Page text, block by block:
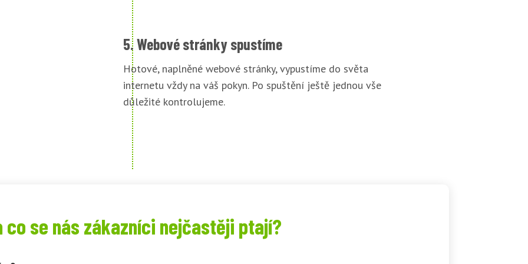
5. Webové stránky spustíme
Hotové, naplněné webové stránky, vypustíme do světa
internetu vždy na váš pokyn. Po spuštění ještě jednou vše
důležité kontrolujeme.
co se nás zákazníci nejčastěji ptají?